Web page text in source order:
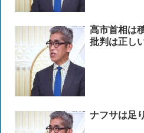
高市首相は
批判は正し
ナフサは足